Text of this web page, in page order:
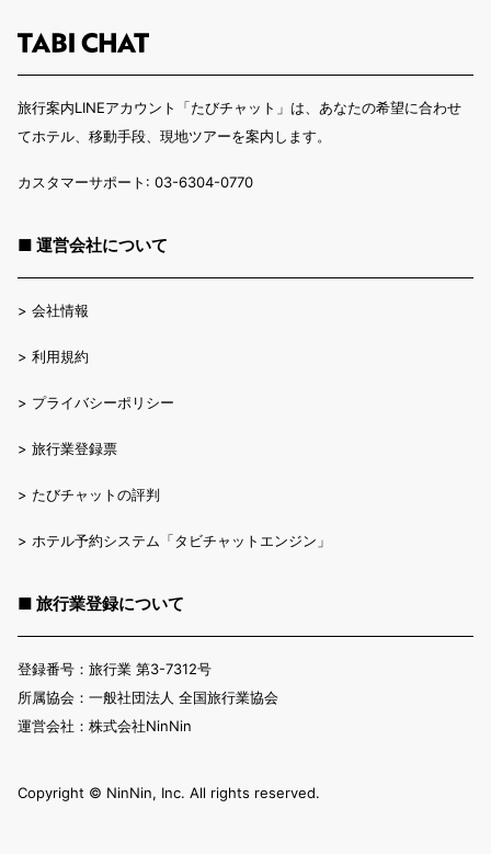
旅行案内LINEアカウント「たびチャット」は、あなたの希望に合わせ
てホテル、移動手段、現地ツアーを案内します。
カスタマーサポート: 03-6304-0770
■ 運営会社について
> 会社情報
> 利用規約
> プライバシーポリシー
> 旅行業登録票
> たびチャットの評判
> ホテル予約システム「タビチャットエンジン」
■ 旅行業登録について
登録番号：旅行業 第3-7312号
所属協会：一般社団法人 全国旅行業協会
運営会社：株式会社NinNin
Copyright ©︎ NinNin, Inc. All rights reserved.